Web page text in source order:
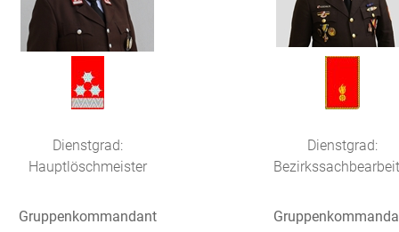
Dienstgrad:
Hauptlöschmeister
Dienstgrad:
Gruppenkommandant